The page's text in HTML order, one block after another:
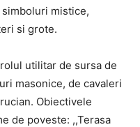
mistice,
si grote.
utilitar de sursa de
masonice, de cavaleri
Obiectivele
de poveste: ,,Terasa